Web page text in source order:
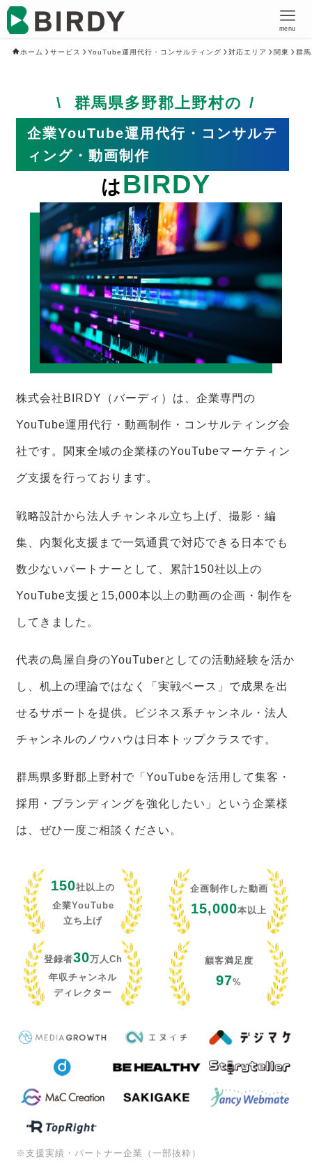
menu
ホーム サービス YouTube運用代行・コンサルティング 対応エリア 関東 群
群馬県多野郡上野村の
企業YouTube運用代行・コンサルテ
ィング・動画制作
はBIRDY
株式会社BIRDY（バーディ）は、企業専門の
YouTube運用代行・動画制作・コンサルティング会
社です。関東全域の企業様のYouTubeマーケティン
グ支援を行っております。
戦略設計から法人チャンネル立ち上げ、撮影・編
集、内製化支援まで一気通貫で対応できる日本でも
数少ないパートナーとして、累計150社以上の
YouTube支援と15,000本以上の動画の企画・制作を
してきました。
代表の鳥屋自身のYouTuberとしての活動経験を活か
し、机上の理論ではなく「実戦ベース」で成果を出
せるサポートを提供。ビジネス系チャンネル・法人
チャンネルのノウハウは日本トップクラスです。
群馬県多野郡上野村で「YouTubeを活用して集客・
採用・ブランディングを強化したい」という企業様
は、ぜひ一度ご相談ください。
150社以上の
企業YouTube
立ち上げ
企画制作した動画
15,000本以上
登録者30万人Ch
年収チャンネル
ディレクター
顧客満足度
97%
※支援実績・パートナー企業（一部抜粋）